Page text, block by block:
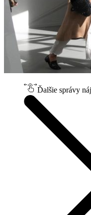
Ďalšie správy